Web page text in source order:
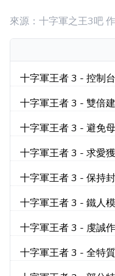
來源：十字軍之王3吧
十字軍王者 3 - 控制
十字軍王者 3 - 雙倍
十字軍王者 3 - 避免
十字軍王者 3 - 求愛
十字軍王者 3 - 保持
十字軍王者 3 - 鐵人
十字軍王者 3 - 虔誠
十字軍王者 3 - 全特